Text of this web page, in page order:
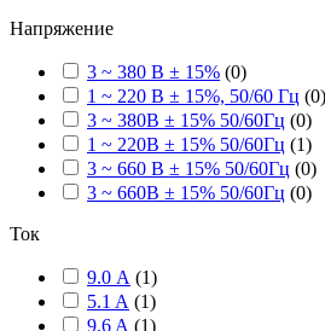
Напряжение
3 ~ 380 В ± 15% (0)
1 ~ 220 В ± 15%, 50/60 Гц (0)
3 ~ 380В ± 15% 50/60Гц (0)
1 ~ 220В ± 15% 50/60Гц (1)
3 ~ 660 В ± 15% 50/60Гц (0)
3 ~ 660В ± 15% 50/60Гц (0)
Ток
9.0 А (1)
5.1 A (1)
9.6 A (1)